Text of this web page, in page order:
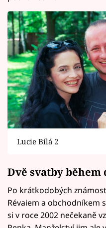
Lucie Bílá 2
Dvě svatby během
Po krátkodobých
Révaiem a obchodníkem
si v roce 2002 nečekaně